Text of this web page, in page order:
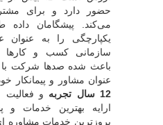
حضور دارد و برای
می‌کند. پیشگامان
یکپارچگی را به عنوان
سازمانی کسب و کارها
باعث شده صدها شرکت با
عنوان مشاور و پیمانکار
12 سال تجربه
و
ارایه بهترین خدمات و
بروزترین خدمات مشاوره